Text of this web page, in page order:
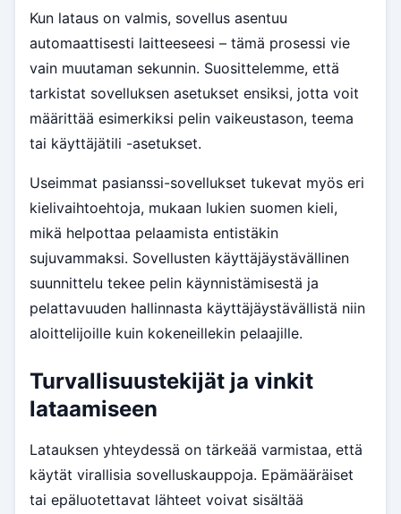
Kun lataus on valmis, sovellus asentuu
automaattisesti laitteeseesi – tämä prosessi vie
vain muutaman sekunnin. Suosittelemme, että
tarkistat sovelluksen asetukset ensiksi, jotta voit
määrittää esimerkiksi pelin vaikeustason, teema
tai käyttäjätili -asetukset.
Useimmat pasianssi-sovellukset tukevat myös eri
kielivaihtoehtoja, mukaan lukien suomen kieli,
mikä helpottaa pelaamista entistäkin
sujuvammaksi. Sovellusten käyttäjäystävällinen
suunnittelu tekee pelin käynnistämisestä ja
pelattavuuden hallinnasta käyttäjäystävällistä niin
aloittelijoille kuin kokeneillekin pelaajille.
Turvallisuustekijät ja vinkit
lataamiseen
Latauksen yhteydessä on tärkeää varmistaa, että
käytät virallisia sovelluskauppoja. Epämääräiset
tai epäluotettavat lähteet voivat sisältää